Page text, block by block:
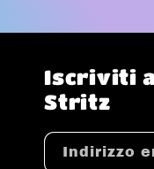
Iscriviti
Stritz
Indirizzo